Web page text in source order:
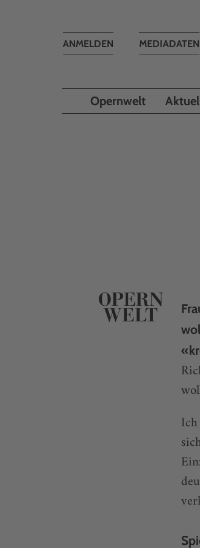
MEDIADATEN
Toggle
ANMELDEN
Opernwelt